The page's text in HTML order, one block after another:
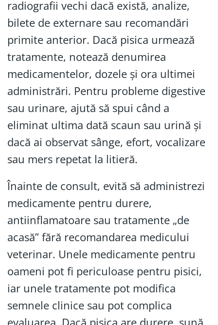
radiografii vechi dacă există, analize,
bilete de externare sau recomandări
primite anterior. Dacă pisica urmează
tratamente, notează denumirea
medicamentelor, dozele și ora ultimei
administrări. Pentru probleme digestive
sau urinare, ajută să spui când a
eliminat ultima dată scaun sau urină și
dacă ai observat sânge, efort, vocalizare
sau mers repetat la litieră.
Înainte de consult, evită să administrezi
medicamente pentru durere,
antiinflamatoare sau tratamente „de
acasă” fără recomandarea medicului
veterinar. Unele medicamente pentru
oameni pot fi periculoase pentru pisici,
iar unele tratamente pot modifica
semnele clinice sau pot complica